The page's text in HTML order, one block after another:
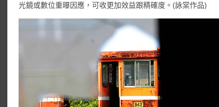
光鏡或數位重曝因應，可收更加效益跟精確度。(詠棠作品)